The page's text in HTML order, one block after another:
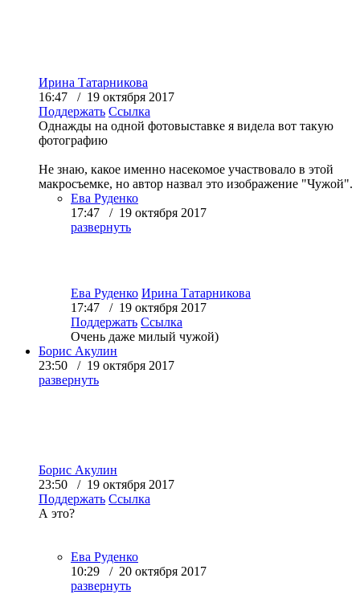
Ирина Татарникова
16:47 / 19 октября 2017
Поддержать Ссылка
Однажды на одной фотовыставке я видела вот такую
фотографию
Не знаю, какое именно насекомое участвовало в этой
макросъемке, но автор назвал это изображение "Чужой".
Ева Руденко
17:47 / 19 октября 2017
развернуть
Ева Руденко Ирина Татарникова
17:47 / 19 октября 2017
Поддержать Ссылка
Очень даже милый чужой)
Борис Акулин
23:50 / 19 октября 2017
развернуть
Борис Акулин
23:50 / 19 октября 2017
Поддержать Ссылка
А это?
Ева Руденко
10:29 / 20 октября 2017
развернуть